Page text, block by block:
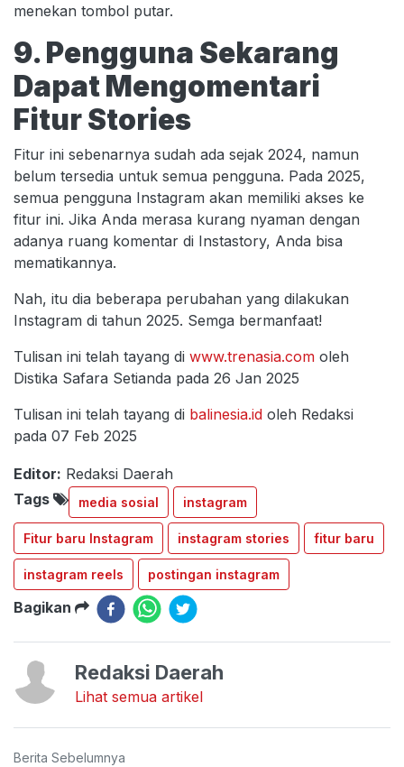
menekan tombol putar.
9. Pengguna Sekarang
Dapat Mengomentari
Fitur Stories
Fitur ini sebenarnya sudah ada sejak 2024, namun
belum tersedia untuk semua pengguna. Pada 2025,
semua pengguna Instagram akan memiliki akses ke
fitur ini. Jika Anda merasa kurang nyaman dengan
adanya ruang komentar di Instastory, Anda bisa
mematikannya.
Nah, itu dia beberapa perubahan yang dilakukan
Instagram di tahun 2025. Semga bermanfaat!
Tulisan ini telah tayang di www.trenasia.com oleh
Distika Safara Setianda pada 26 Jan 2025
Tulisan ini telah tayang di balinesia.id oleh Redaksi
pada 07 Feb 2025
Editor: Redaksi Daerah
Tags
media sosial instagram
Fitur baru Instagram instagram stories fitur baru
instagram reels postingan instagram
Bagikan
Redaksi Daerah
Lihat semua artikel
Berita Sebelumnya